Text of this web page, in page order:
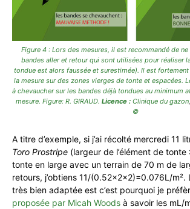
Figure 4 : Lors des mesures, il est recommandé de
bandes aller et retour qui sont utilisées pour réaliser
tondue est alors faussée et surestimée). Il est
la mesure sur des zones vierges de tonte et espacées.
à chevaucher sur les bandes déjà tondues au minimum
mesure. Figure: R. GIRAUD. Licence : Clinique du gazon,
©
A titre d’exemple, si j’ai récolté mercredi 11
Toro Prostripe (largeur de l’élément de
tonte en large avec un terrain de 70 m de
retours, j’obtiens 11/(0.52x2x2)=0.076L/m².
très bien adaptée est c’est pourquoi je
proposée par Micah Woods à savoir les mL/